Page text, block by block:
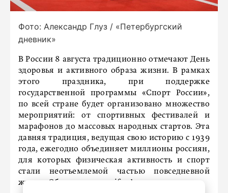
Фото: Александр Глуз / «Петербургский
дневник»
В России 8 августа традиционно отмечают День
здоровья и активного образа жизни. В рамках
этого праздника, при поддержке
государственной программы «Спорт России»,
по всей стране будет организовано множество
мероприятий: от спортивных фестивалей и
марафонов до массовых народных стартов. Эта
давняя традиция, ведущая свою историю с 1939
года, ежегодно объединяет миллионы россиян,
для которых физическая активность и спорт
стали неотъемлемой частью повседневной
жизни. Об этом пишет
aif.spb.ru.